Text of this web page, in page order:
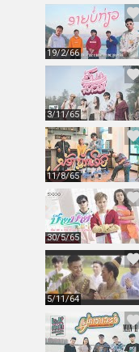
19/2/66
3/11/65
11/8/65
30/5/65
5/11/64